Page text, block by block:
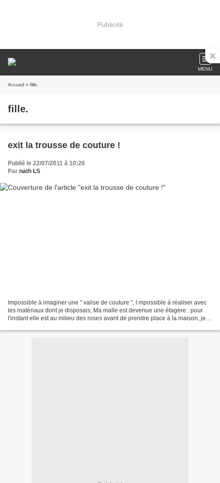
Publicité
MENU
Accueil » fille.
fille.
exit la trousse de couture !
Publié le 22/07/2011 à 10:26
Par nath LS
Impossible à imaginer une " valise de couture ", I mpossible à réaliser avec
les matériaux dont je disposais, Ma malle est devenue une étagère : pour
l'instant elle est au milieu des roses avant de prendre place à la maison, je